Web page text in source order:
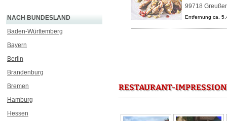
NACH BUNDESLAND
Baden-Württemberg
Bayern
Berlin
Brandenburg
Bremen
Hamburg
Hessen
99718
Entfernung ca.
RESTAURANT-